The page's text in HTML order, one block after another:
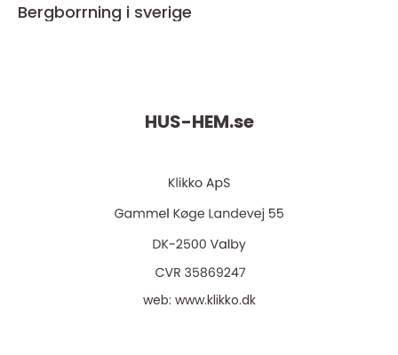
Bergborrning i sverige
HUS-HEM.se
web: www.klikko.dk